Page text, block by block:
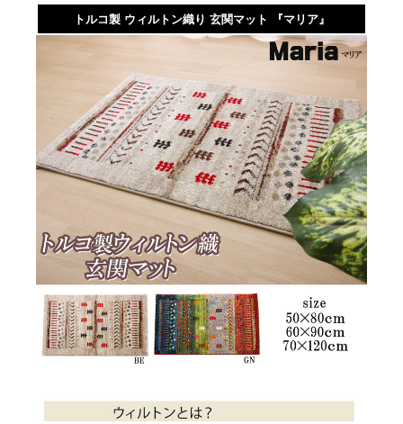
トルコ製 ウィルトン織り 玄関マット 『マリア』